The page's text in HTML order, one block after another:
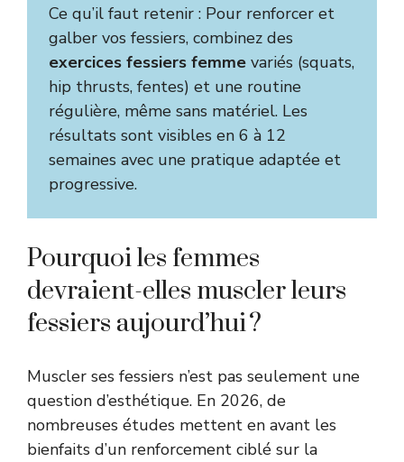
Ce qu’il faut retenir : Pour renforcer et
galber vos fessiers, combinez des
exercices fessiers femme variés (squats,
hip thrusts, fentes) et une routine
régulière, même sans matériel. Les
résultats sont visibles en 6 à 12
semaines avec une pratique adaptée et
progressive.
Pourquoi les femmes
devraient-elles muscler leurs
fessiers aujourd’hui ?
Muscler ses fessiers n’est pas seulement une
question d’esthétique. En 2026, de
nombreuses études mettent en avant les
bienfaits d’un renforcement ciblé sur la